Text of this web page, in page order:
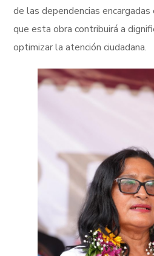
de las dependencias
que esta obra contribuirá a
optimizar la atención ciudadana.